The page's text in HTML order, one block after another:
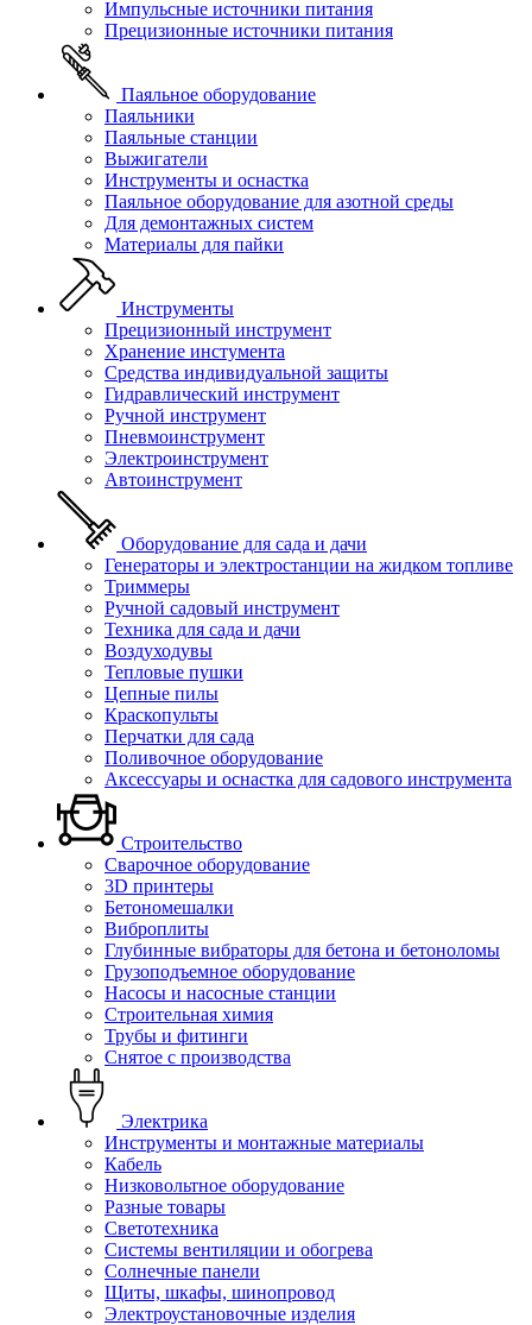
Импульсные источники питания
Прецизионные источники питания
Паяльное оборудование
Паяльники
Паяльные станции
Выжигатели
Инструменты и оснастка
Паяльное оборудование для азотной среды
Для демонтажных систем
Материалы для пайки
Инструменты
Прецизионный инструмент
Хранение инстумента
Средства индивидуальной защиты
Гидравлический инструмент
Ручной инструмент
Пневмоинструмент
Электроинструмент
Автоинструмент
Оборудование для сада и дачи
Генераторы и электростанции на жидком топливе
Триммеры
Ручной садовый инструмент
Техника для сада и дачи
Воздуходувы
Тепловые пушки
Цепные пилы
Краскопульты
Перчатки для сада
Поливочное оборудование
Аксессуары и оснастка для садового инструмента
Строительство
Сварочное оборудование
3D принтеры
Бетономешалки
Виброплиты
Глубинные вибраторы для бетона и бетоноломы
Грузоподъемное оборудование
Насосы и насосные станции
Строительная химия
Трубы и фитинги
Снятое с производства
Электрика
Инструменты и монтажные материалы
Кабель
Низковольтное оборудование
Разные товары
Светотехника
Системы вентиляции и обогрева
Солнечные панели
Щиты, шкафы, шинопровод
Электроустановочные изделия